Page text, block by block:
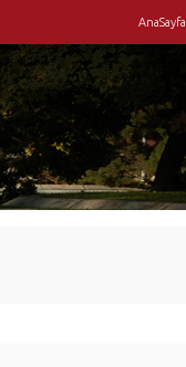
AnaSayfa